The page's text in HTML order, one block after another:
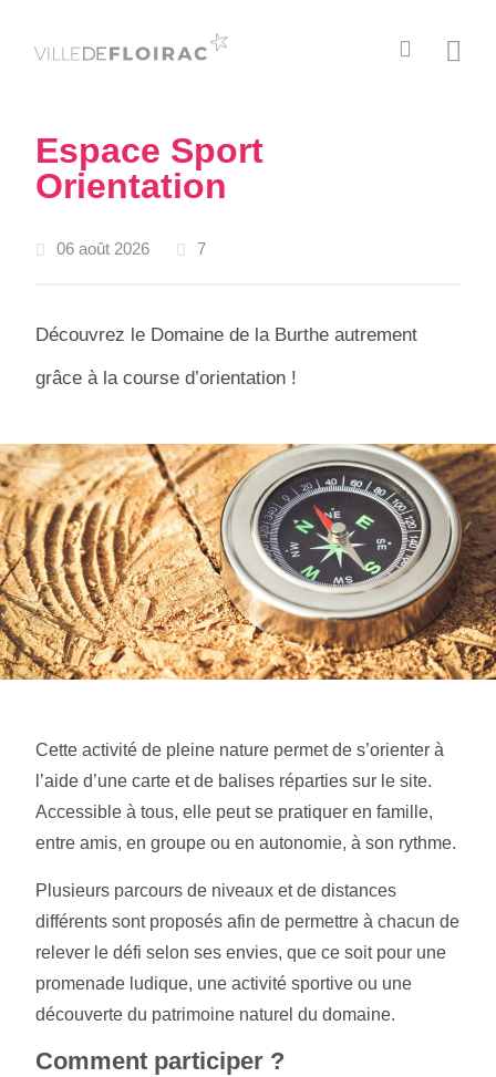
Espace Sport
Orientation
06 août 2026 7
Découvrez le Domaine de la Burthe autrement
grâce à la course d’orientation !
Cette activité de pleine nature permet de s’orienter à
l’aide d’une carte et de balises réparties sur le site.
Accessible à tous, elle peut se pratiquer en famille,
entre amis, en groupe ou en autonomie, à son rythme.
Plusieurs parcours de niveaux et de distances
différents sont proposés afin de permettre à chacun de
relever le défi selon ses envies, que ce soit pour une
promenade ludique, une activité sportive ou une
découverte du patrimoine naturel du domaine.
Comment participer ?